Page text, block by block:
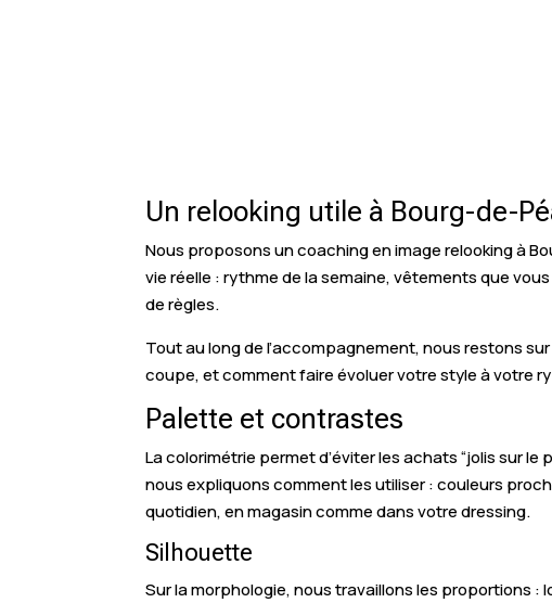
Un relooking utile à Bourg-de-
Nous proposons un coaching en image relooking à
vie réelle : rythme de la semaine, vêtements que
de règles.
Tout au long de l’accompagnement, nous restons
coupe, et comment faire évoluer votre style à votre
Palette et contrastes
La colorimétrie permet d’éviter les achats “jolis sur
nous expliquons comment les utiliser : couleurs
quotidien, en magasin comme dans votre dressing.
Silhouette
Sur la morphologie, nous travaillons les proportions